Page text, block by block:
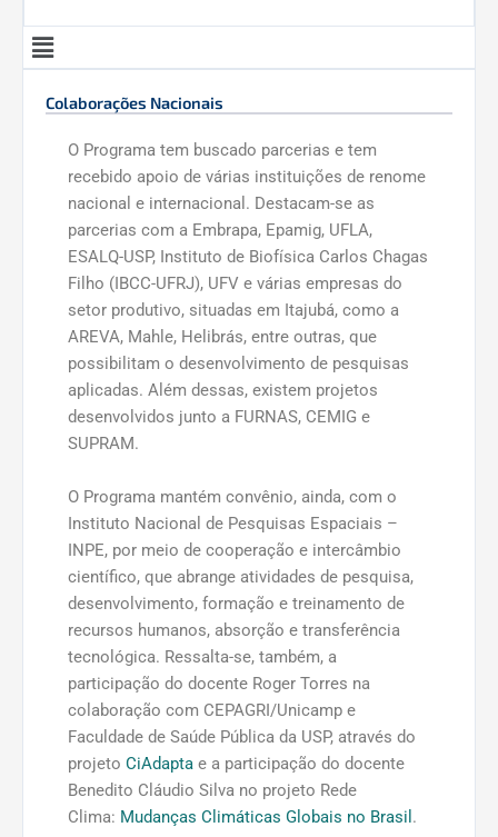
Menu
Colaborações Nacionais
O Programa tem buscado parcerias e tem
recebido apoio de várias instituições de renome
nacional e internacional. Destacam-se as
parcerias com a Embrapa, Epamig, UFLA,
ESALQ-USP, Instituto de Biofísica Carlos Chagas
Filho (IBCC-UFRJ), UFV e várias empresas do
setor produtivo, situadas em Itajubá, como a
AREVA, Mahle, Helibrás, entre outras, que
possibilitam o desenvolvimento de pesquisas
aplicadas. Além dessas, existem projetos
desenvolvidos junto a FURNAS, CEMIG e
SUPRAM.
O Programa mantém convênio, ainda, com o
Instituto Nacional de Pesquisas Espaciais –
INPE, por meio de cooperação e intercâmbio
científico, que abrange atividades de pesquisa,
desenvolvimento, formação e treinamento de
recursos humanos, absorção e transferência
tecnológica. Ressalta-se, também, a
participação do docente Roger Torres na
colaboração com CEPAGRI/Unicamp e
Faculdade de Saúde Pública da USP, através do
projeto CiAdapta e a participação do docente
Benedito Cláudio Silva no projeto Rede
Clima: Mudanças Climáticas Globais no Brasil .